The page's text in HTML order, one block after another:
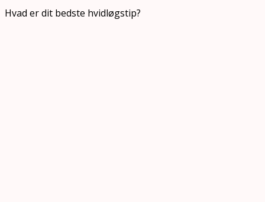
Hvad er dit bedste hvidløgstip?